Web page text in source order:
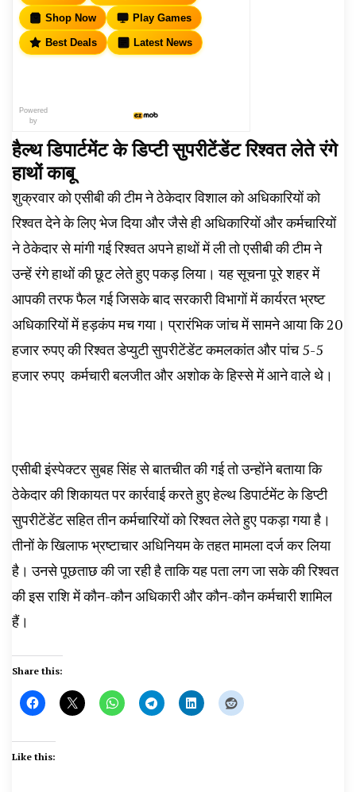
Shop Now Play Games
Best Deals Latest News
Powered
by
हैल्थ डिपार्टमेंट के डिप्टी सुपरीटेंडेंट रिश्वत लेते रंगे
हाथों काबू
शुक्रवार को एसीबी की टीम ने ठेकेदार विशाल को अधिकारियों को
रिश्वत देने के लिए भेज दिया और जैसे ही अधिकारियों और कर्मचारियों
ने ठेकेदार से मांगी गई रिश्वत अपने हाथों में ली तो एसीबी की टीम ने
उन्हें रंगे हाथों की छूट लेते हुए पकड़ लिया। यह सूचना पूरे शहर में
आपकी तरफ फैल गई जिसके बाद सरकारी विभागों में कार्यरत भ्रष्ट
अधिकारियों में हड़कंप मच गया। प्रारंभिक जांच में सामने आया कि 20
हजार रुपए की रिश्वत डेप्युटी सुपरीटेंडेंट कमलकांत और पांच 5-5
हजार रुपए कर्मचारी बलजीत और अशोक के हिस्से में आने वाले थे।
एसीबी इंस्पेक्टर सुबह सिंह से बातचीत की गई तो उन्होंने बताया कि
ठेकेदार की शिकायत पर कार्रवाई करते हुए हेल्थ डिपार्टमेंट के डिप्टी
सुपरीटेंडेंट सहित तीन कर्मचारियों को रिश्वत लेते हुए पकड़ा गया है।
तीनों के खिलाफ भ्रष्टाचार अधिनियम के तहत मामला दर्ज कर लिया
है। उनसे पूछताछ की जा रही है ताकि यह पता लग जा सके की रिश्वत
की इस राशि में कौन-कौन अधिकारी और कौन-कौन कर्मचारी शामिल
हैं।
Share this:
Like this: